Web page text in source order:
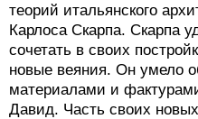
теорий итальянского
Карлоса Скарпа. Скарпа
сочетать в своих
новые веяния. Он умело
материалами и
Давид. Часть своих